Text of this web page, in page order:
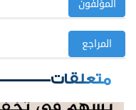
المؤلفون
المراجع
متعلقات